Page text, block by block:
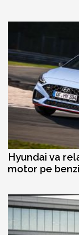
Hyundai va
motor pe